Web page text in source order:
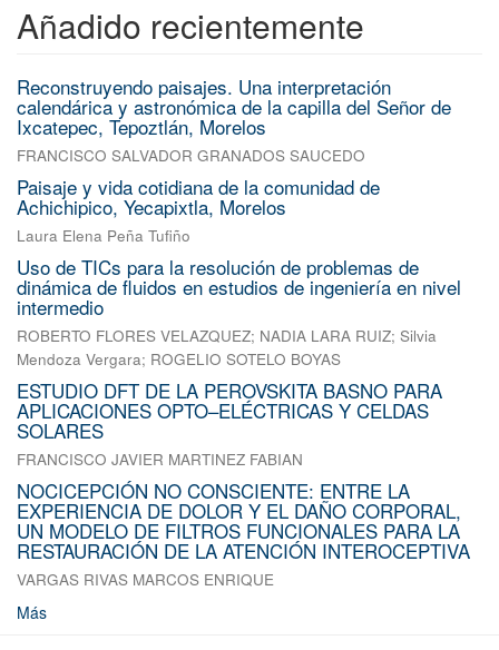
Añadido recientemente
Reconstruyendo paisajes. Una interpretación
calendárica y astronómica de la capilla del Señor de
Ixcatepec, Tepoztlán, Morelos
FRANCISCO SALVADOR GRANADOS SAUCEDO
Paisaje y vida cotidiana de la comunidad de
Achichipico, Yecapixtla, Morelos
Laura Elena Peña Tufiño
Uso de TICs para la resolución de problemas de
dinámica de fluidos en estudios de ingeniería en nivel
intermedio
ROBERTO FLORES VELAZQUEZ; NADIA LARA RUIZ; Silvia
Mendoza Vergara; ROGELIO SOTELO BOYAS
ESTUDIO DFT DE LA PEROVSKITA BASNO PARA
APLICACIONES OPTO–ELÉCTRICAS Y CELDAS
SOLARES
FRANCISCO JAVIER MARTINEZ FABIAN
NOCICEPCIÓN NO CONSCIENTE: ENTRE LA
EXPERIENCIA DE DOLOR Y EL DAÑO CORPORAL,
UN MODELO DE FILTROS FUNCIONALES PARA LA
RESTAURACIÓN DE LA ATENCIÓN INTEROCEPTIVA
VARGAS RIVAS MARCOS ENRIQUE
Más